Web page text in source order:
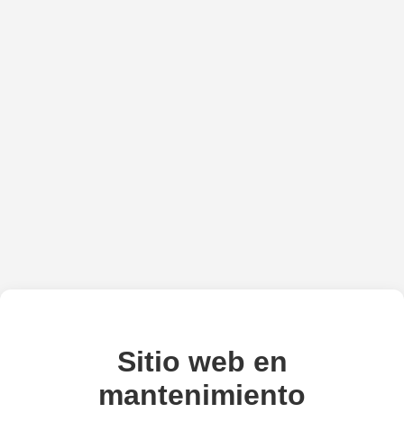
Sitio web en
mantenimiento